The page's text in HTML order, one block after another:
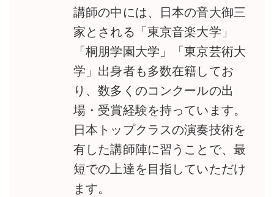
講師の中には、日本の音大御三
家とされる「東京音楽大学」
「桐朋学園大学」「東京芸術大
学」出身者も多数在籍してお
り、数多くのコンクールの出
場・受賞経験を持っています。
日本トップクラスの演奏技術を
有した講師陣に習うことで、最
短での上達を目指していただけ
ます。